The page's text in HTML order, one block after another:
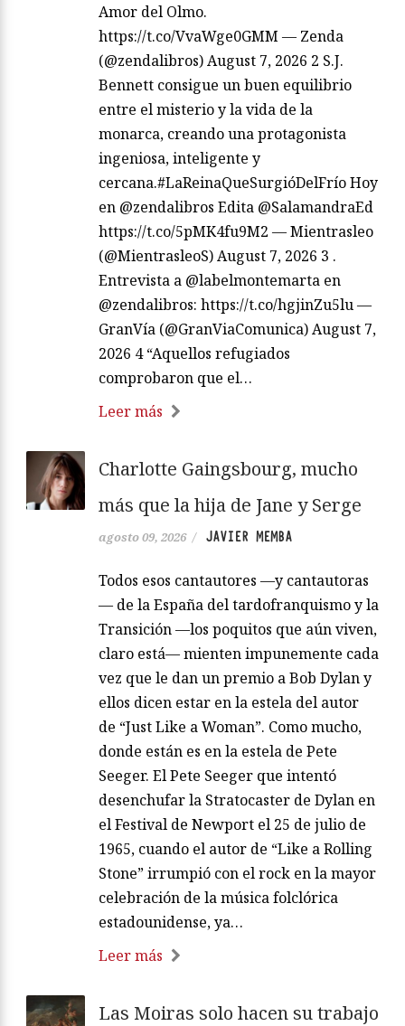
Amor del Olmo.
https://t.co/VvaWge0GMM — Zenda
(@zendalibros) August 7, 2026 2 S.J.
Bennett consigue un buen equilibrio
entre el misterio y la vida de la
monarca, creando una protagonista
ingeniosa, inteligente y
cercana.#LaReinaQueSurgióDelFrío Hoy
en @zendalibros Edita @SalamandraEd
https://t.co/5pMK4fu9M2 — Mientrasleo
(@MientrasleoS) August 7, 2026 3 .
Entrevista a @labelmontemarta en
@zendalibros: https://t.co/hgjinZu5lu —
GranVía (@GranViaComunica) August 7,
2026 4 “Aquellos refugiados
comprobaron que el…
Leer más
Charlotte Gaingsbourg, mucho
más que la hija de Jane y Serge
agosto 09, 2026 / JAVIER MEMBA
Todos esos cantautores —y cantautoras
— de la España del tardofranquismo y la
Transición —los poquitos que aún viven,
claro está— mienten impunemente cada
vez que le dan un premio a Bob Dylan y
ellos dicen estar en la estela del autor
de “Just Like a Woman”. Como mucho,
donde están es en la estela de Pete
Seeger. El Pete Seeger que intentó
desenchufar la Stratocaster de Dylan en
el Festival de Newport el 25 de julio de
1965, cuando el autor de “Like a Rolling
Stone” irrumpió con el rock en la mayor
celebración de la música folclórica
estadounidense, ya…
Leer más
Las Moiras solo hacen su trabajo